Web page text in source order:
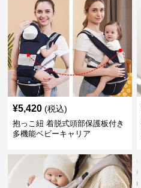
¥5,420 (税込)
抱っこ紐 着脱式頭部保護板付き
多機能ベビーキャリア